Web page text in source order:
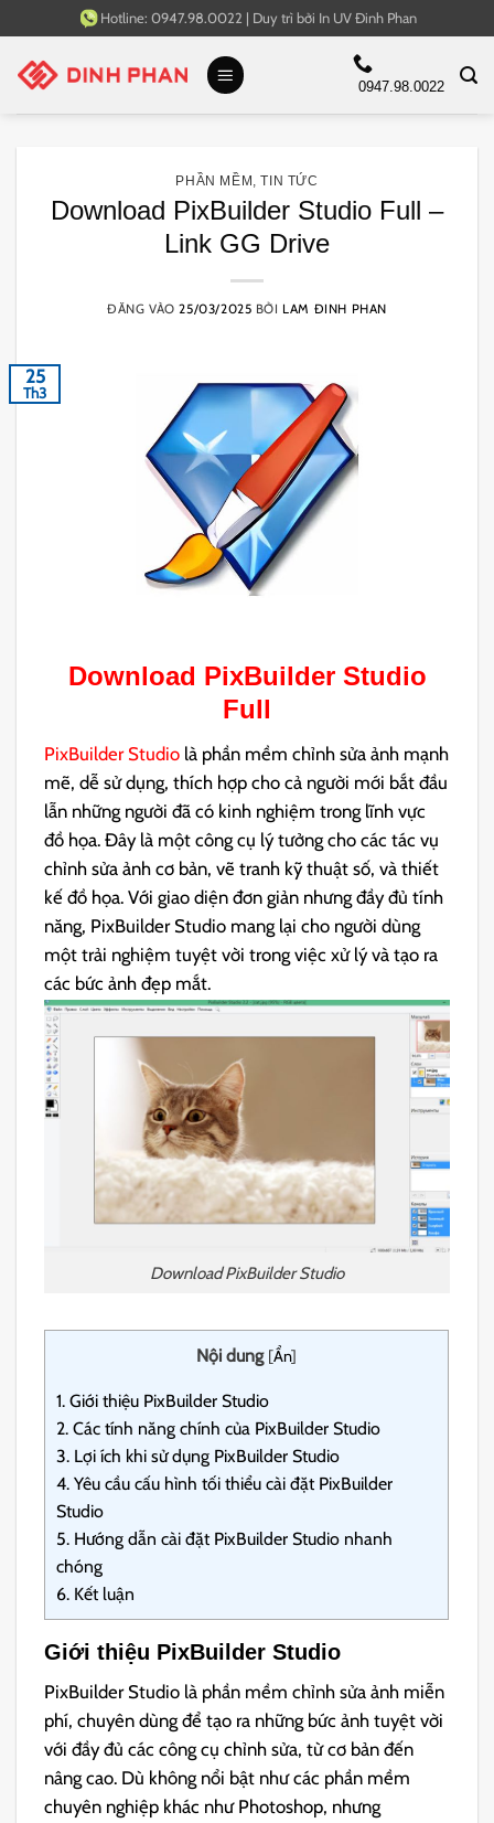
qua
nội
Hotline: 0947.98.0022 | Duy trì bởi In UV Đinh Phan
0947.98.0022
PHẦN MỀM ,TIN TỨC
Download PixBuilder Studio Full –
Link GG Drive
ĐĂNG VÀO25/03/2025 BỞI LAM ĐINH PHAN
25
Th3
Download
PixBuilder Studio
Full
PixBuilder Studio là phần mềm chỉnh sửa ảnh mạnh
mẽ, dễ sử dụng, thích hợp cho cả người mới bắt đầu
lẫn những người đã có kinh nghiệm trong lĩnh vực
đồ họa. Đây là một công cụ lý tưởng cho các tác vụ
chỉnh sửa ảnh cơ bản, vẽ tranh kỹ thuật số, và thiết
kế đồ họa. Với giao diện đơn giản nhưng đầy đủ tính
năng, PixBuilder Studio mang lại cho người dùng
một trải nghiệm tuyệt vời trong việc xử lý và tạo ra
các bức ảnh đẹp mắt.
Download PixBuilder Studio
Nội dung [Ẩn]
1. Giới thiệu PixBuilder Studio
2. Các tính năng chính của PixBuilder Studio
3. Lợi ích khi sử dụng PixBuilder Studio
4. Yêu cầu cấu hình tối thiểu cài đặt PixBuilder
Studio
5. Hướng dẫn cài đặt PixBuilder Studio nhanh
chóng
6. Kết luận
Giới thiệu PixBuilder Studio
PixBuilder Studio là phần mềm chỉnh sửa ảnh miễn
phí, chuyên dùng để tạo ra những bức ảnh tuyệt vời
với đầy đủ các công cụ chỉnh sửa, từ cơ bản đến
nâng cao. Dù không nổi bật như các phần mềm
chuyên nghiệp khác như Photoshop, nhưng